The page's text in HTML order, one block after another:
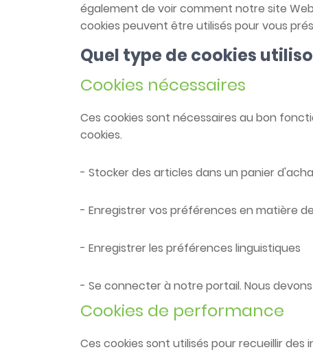
également de voir comment notre site
cookies peuvent être utilisés pour vous
Quel type de cookies
Cookies nécessaires
Ces cookies sont nécessaires au bon
cookies.
- Stocker des articles dans un panier
- Enregistrer vos préférences en matière
- Enregistrer les préférences linguistiques
- Se connecter à notre portail. Nous
Cookies de performance
Ces cookies sont utilisés pour recueillir